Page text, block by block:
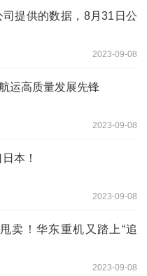
提供的数据，8月31日公
2023-09-08
运高质量发展先锋
2023-09-08
本！
2023-09-08
卖！华东重机又踏上“追
2023-09-08